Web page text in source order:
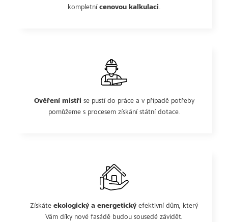
kompletní cenovou kalkulaci.
Ověření mistři se pustí do práce a v případě potřeby
pomůžeme s procesem získání státní dotace.
Získáte ekologický a energetický efektivní dům, který
Vám díky nové fasádě budou sousedé závidět.